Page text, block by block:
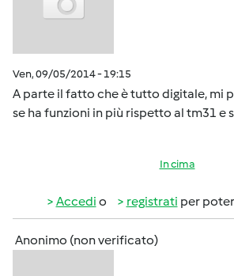
Ven, 09/05/2014 - 19:15
A parte il fatto che è tutto digitale, mi
se ha funzioni in più rispetto al tm31 e
In cima
Accedi o registrati per
Anonimo (non verificato)